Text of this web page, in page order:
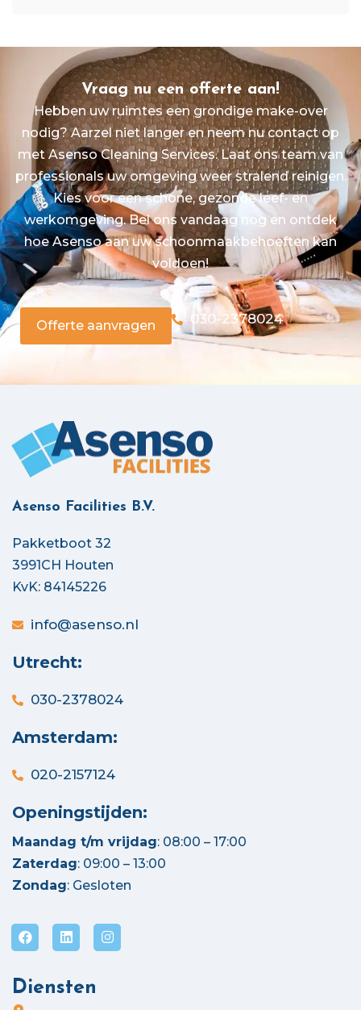
Vraag nu een offerte aan!
Hebben uw ruimtes een grondige make-over
nodig? Aarzel niet langer en neem nu contact op
met Asenso Cleaning Services. Laat ons team van
professionals uw omgeving weer stralend reinigen.
Kies voor een schone, gezonde leef- en
werkomgeving. Bel ons vandaag nog en ontdek
hoe Asenso aan uw schoonmaakbehoeften kan
voldoen!
Offerte aanvragen 030-2378024
Asenso Facilities B.V.
Pakketboot 32
3991CH Houten
KvK: 84145226
info@asenso.nl
Utrecht:
030-2378024
Amsterdam:
020-2157124
Openingstijden:
Maandag t/m vrijdag: 08:00 – 17:00
Zaterdag: 09:00 – 13:00
Zondag: Gesloten
Diensten